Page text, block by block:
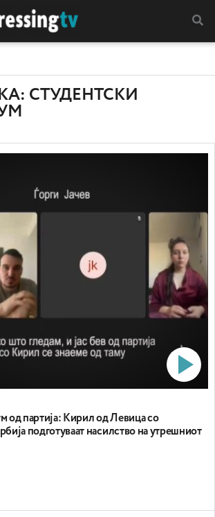
СТУДЕНТСКИ
од партија: Кирил од Левица со
подготуваат насилство на утрешниот